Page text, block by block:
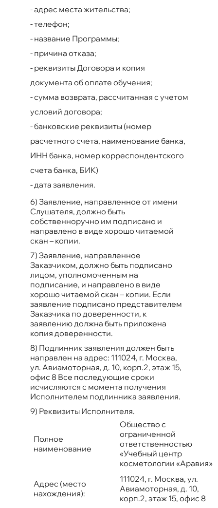
-адрес места жительства;
-телефон;
- название Программы;
- причина отказа;
- реквизиты Договора и копия
документа об оплате обучения;
-сумма возврата, рассчитанная с учетом
условий договора;
-банковские реквизиты (номер
расчетного счета, наименование банка,
ИНН банка, номер корреспондентского
счета банка, БИК)
- дата заявления.
6) Заявление, направленное от имени
Слушателя, должно быть
собственноручно им подписано и
направлено в виде хорошо читаемой
скан – копии.
7) Заявление, направленное
Заказчиком, должно быть подписано
лицом, уполномоченным на
подписание, и направлено в виде
хорошо читаемой скан – копии. Если
заявление подписано представителем
Заказчика по доверенности, к
заявлению должна быть приложена
копия доверенности.
8) Подлинник заявления должен быть
направлен на адрес: 111024, г. Москва,
ул. Авиамоторная, д. 10, корп.2, этаж 15,
офис 8 Все последующие сроки
исчисляются с момента получения
Исполнителем подлинника заявления.
9) Реквизиты Исполнителя.
Полное
наименование
Общество с
ограниченной
ответственностью
«Учебный центр
косметологии «Аравия»
Адрес (место
нахождения):
111024, г. Москва, ул.
Авиамоторная, д. 10,
корп.2, этаж 15, офис 8